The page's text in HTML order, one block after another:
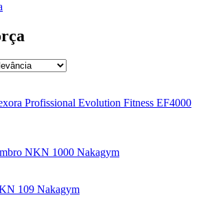
Profissional Evolution Fitness EF4000
NKN 1000 Nakagym
109 Nakagym